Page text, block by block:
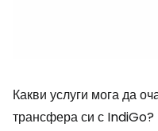
Какви услуги мога да
трансфера си с IndiGo?